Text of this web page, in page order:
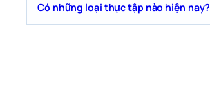
Có những loại thực tập nào hiện nay?